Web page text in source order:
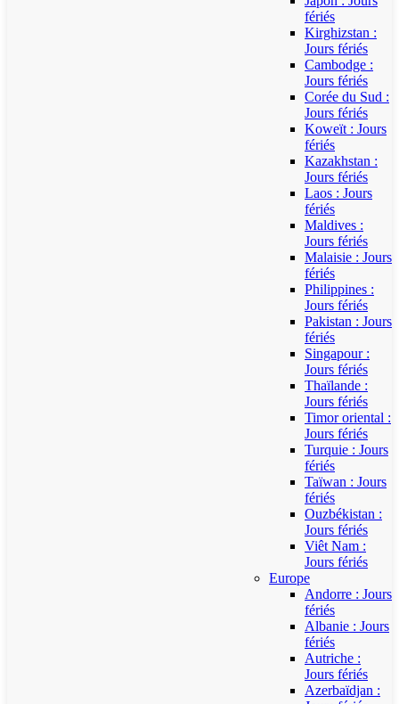
fériés
Kirghizstan :
Jours fériés
Cambodge :
Jours fériés
Corée du Sud :
Jours fériés
Koweït : Jours
fériés
Kazakhstan :
Jours fériés
Laos : Jours
fériés
Maldives :
Jours fériés
Malaisie : Jours
fériés
Philippines :
Jours fériés
Pakistan : Jours
fériés
Singapour :
Jours fériés
Thaïlande :
Jours fériés
Timor oriental :
Jours fériés
Turquie : Jours
fériés
Taïwan : Jours
fériés
Ouzbékistan :
Jours fériés
Viêt Nam :
Jours fériés
Europe
Andorre : Jours
fériés
Albanie : Jours
fériés
Autriche :
Jours fériés
Azerbaïdjan :